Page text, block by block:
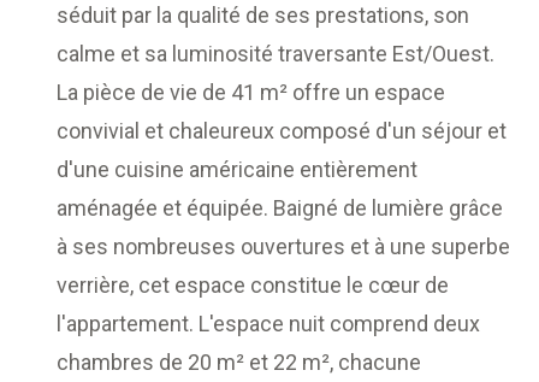
séduit par la qualité de ses prestations, son
calme et sa luminosité traversante Est/Ouest.
La pièce de vie de 41 m² offre un espace
convivial et chaleureux composé d'un séjour et
d'une cuisine américaine entièrement
aménagée et équipée. Baigné de lumière grâce
à ses nombreuses ouvertures et à une superbe
verrière, cet espace constitue le cœur de
l'appartement. L'espace nuit comprend deux
chambres de 20 m² et 22 m², chacune